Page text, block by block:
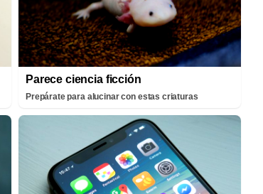
Parece ciencia ficción
Prepárate para alucinar con estas criaturas